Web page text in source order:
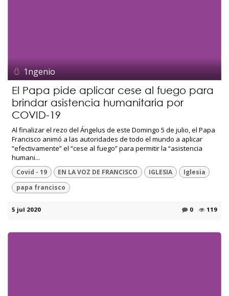
1ngenio
El Papa pide aplicar cese al fuego para
brindar asistencia humanitaria por
COVID-19
Al finalizar el rezo del Ángelus de este Domingo 5 de julio, el Papa
Francisco animó a las autoridades de todo el mundo a aplicar
“efectivamente” el “cese al fuego” para permitir la “asistencia
humani...
Covid - 19 EN LA VOZ DE FRANCISCO IGLESIA
Iglesia
papa francisco
5 jul 2020 0 119